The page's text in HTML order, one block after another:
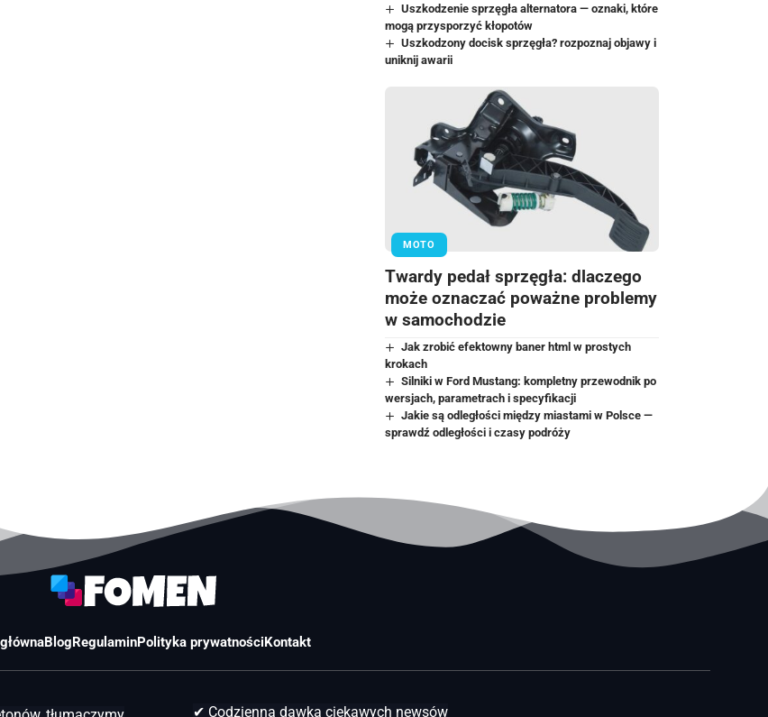
Uszkodzenie sprzęgła alternatora — oznaki, które
mogą przysporzyć kłopotów
Uszkodzony docisk sprzęgła? rozpoznaj objawy i
uniknij awarii
MOTO
Twardy pedał sprzęgła: dlaczego
może oznaczać poważne problemy
w samochodzie
Jak zrobić efektowny baner html w prostych
krokach
Silniki w Ford Mustang: kompletny przewodnik po
wersjach, parametrach i specyfikacji
Jakie są odległości między miastami w Polsce —
sprawdź odległości i czasy podróży
BlogRegulaminPolityka prywatnościKontakt
✔ Codzienna dawka ciekawych newsów